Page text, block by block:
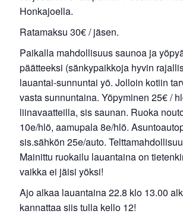
Honkajoella.
Ratamaksu 30€ / jäsen.
Paikalla mahdollisuus saunoa ja
päätteeksi (sänkypaikkoja hyvin
lauantai-sunnuntai yö. Jolloin kotiin
vasta sunnuntaina. Yöpyminen 25€ /
liinavaatteilla, sis saunan. Ruoka
10e/hlö, aamupala 8e/hlö.
sis.sähkön 25e/auto.
Mainittu ruokailu lauantaina on
vaikka ei jäisi yöksi!
Ajo alkaa lauantaina 22.8 klo 13.00
kannattaa siis tulla kello 12!